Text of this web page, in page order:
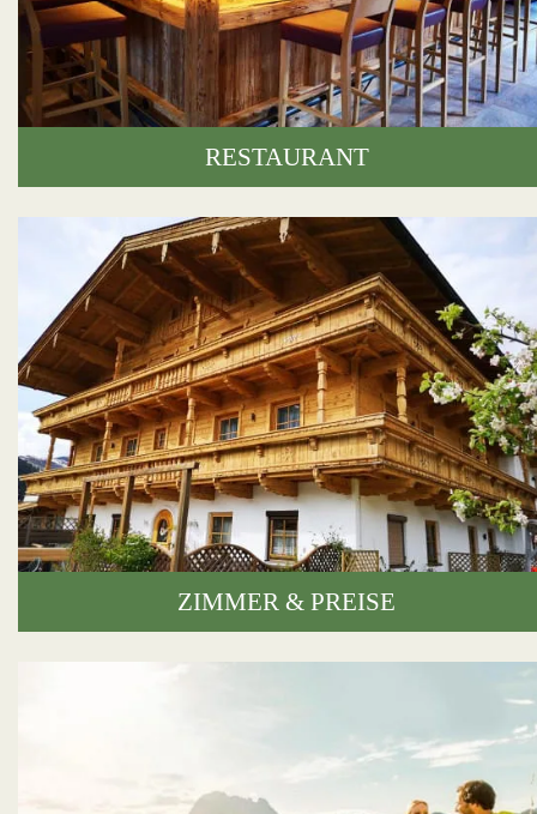
RESTAURANT
ZIMMER & PREISE